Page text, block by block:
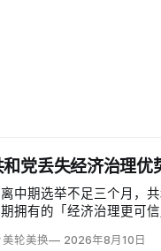
和党丢失经济治理优
中期选举不足三个月，
拥有的「经济治理更可
，失业率仍仅4.1%，股市
美轮美换 2026年8月10日